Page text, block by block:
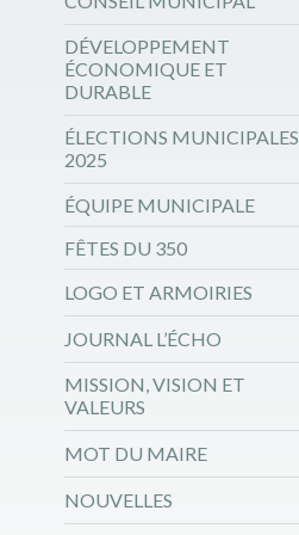
DÉVELOPPEMENT
ÉCONOMIQUE ET
DURABLE
ÉLECTIONS MUNICIPALES
2025
ÉQUIPE MUNICIPALE
FÊTES DU 350
LOGO ET ARMOIRIES
JOURNAL L’ÉCHO
MISSION, VISION ET
VALEURS
MOT DU MAIRE
NOUVELLES